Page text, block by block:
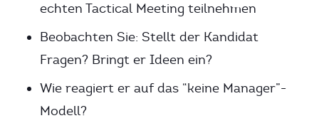
echten Tactical Meeting teilnehmen
Beobachten Sie: Stellt der Kandidat
Fragen? Bringt er Ideen ein?
Wie reagiert er auf das “keine Manager”-
Modell?